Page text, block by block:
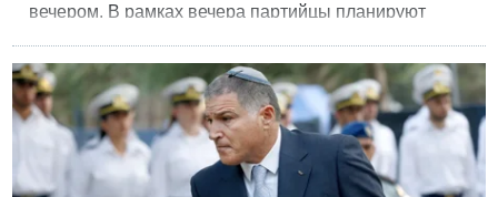
вечером. В рамках вечера партийцы планируют